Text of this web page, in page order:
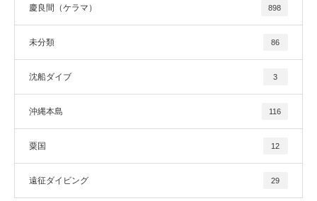
慶良間（ケラマ） 898
未分類 86
沈船ダイブ 3
沖縄本島 116
粟国 12
遠征ダイビング 29